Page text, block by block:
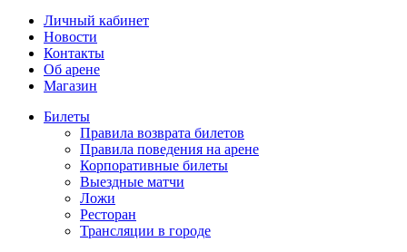
Личный кабинет
Новости
Контакты
Об арене
Магазин
Билеты
Правила возврата билетов
Правила поведения на арене
Корпоративные билеты
Выездные матчи
Ложи
Ресторан
Трансляции в городе